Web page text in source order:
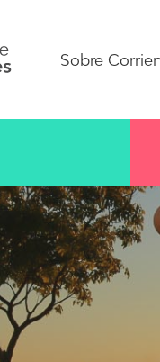
Sobre